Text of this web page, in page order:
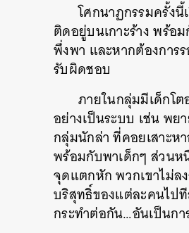
โศกนาฏกรรมครั้ง
ติดอยู่บนเกาะร้างพร้อม
พึ่งพา และหากต้องการ
รับผิดชอบ
ภายในกลุ่มมีเด็กโ
อย่างเป็นระบบ เช่นพย
กลุ่มนักล่าที่คอยเสาะห
พร้อมกับพาเด็กๆ ส่วนห
จุดแตกหักพวกเขาไม่ล
บริสุทธิ์ของแต่ละคนไป
กระทำต่อกัน…อันเป็นก
ค้นหา